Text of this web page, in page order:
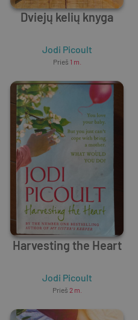
Dviejų kelių knyga
Jodi Picoult
Prieš 1 m.
Harvesting the Heart
Jodi Picoult
Prieš 2 m.